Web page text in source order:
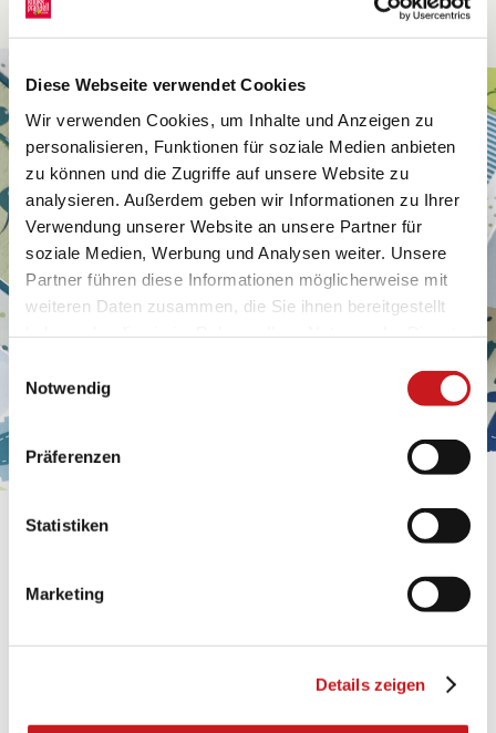
Diese Webseite verwendet Cookies
Wir verwenden Cookies, um Inhalte und Anzeigen zu
personalisieren, Funktionen für soziale Medien anbieten
zu können und die Zugriffe auf unsere Website zu
analysieren. Außerdem geben wir Informationen zu Ihrer
Verwendung unserer Website an unsere Partner für
soziale Medien, Werbung und Analysen weiter. Unsere
Partner führen diese Informationen möglicherweise mit
weiteren Daten zusammen, die Sie ihnen bereitgestellt
Datenschutzhinweisen
mehr darüber, wer wir sind, wie
personenbezogene Daten verarbeiten. Hier geht’s zum
Impressum.
Notwendig
Präferenzen
Statistiken
Marketing
Details zeigen
unübertroffen in der Wirkung. Probieren Sie es aus.